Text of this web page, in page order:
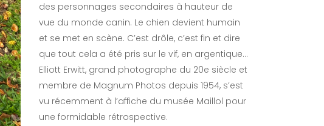
des personnages secondaires à hauteur de
vue du monde canin. Le chien devient humain
et se met en scène. C’est drôle, c’est fin et dire
que tout cela a été pris sur le vif, en argentique…
Elliott Erwitt, grand photographe du 20e siècle et
membre de Magnum Photos depuis 1954, s’est
vu récemment à l’affiche du musée Maillol pour
une formidable rétrospective.